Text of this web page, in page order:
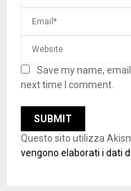
Save my name,
next time I comment.
Questo sito utilizza
vengono elaborati i dati